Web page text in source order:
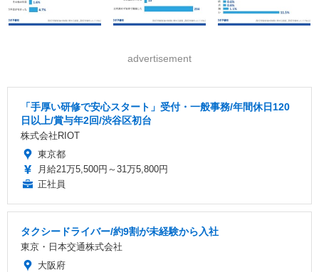
advertisement
「手厚い研修で安心スタート」受付・一般事務/年間休日120
日以上/賞与年2回/渋谷区初台
株式会社RIOT
東京都
月給21万5,500円～31万5,800円
正社員
タクシードライバー/約9割が未経験から入社
東京・日本交通株式会社
大阪府